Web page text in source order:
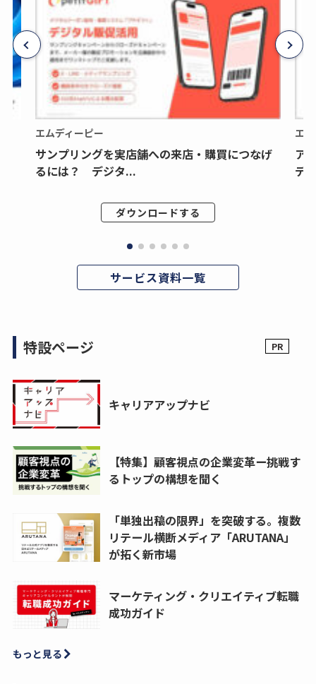
エムディーピー
サンプリングを実店舗への来店・購買につなげ
るには？ デジタ...
ダウンロードする
エ
ア
デ
サービス資料一覧
特設ページ
キャリアアップナビ
【特集】顧客視点の企業変革ー挑戦す
るトップの構想を聞く
「単独出稿の限界」を突破する。複数
リテール横断メディア「ARUTANA」
が拓く新市場
マーケティング・クリエイティブ転職
成功ガイド
もっと見る